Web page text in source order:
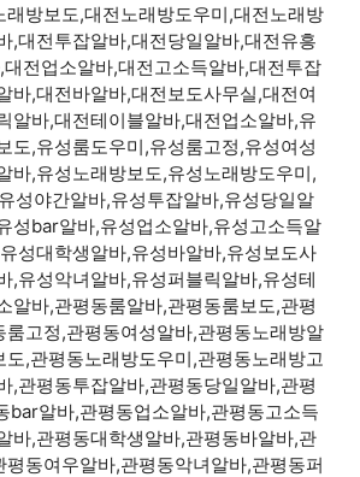
래방보도,대전노래방도우미,대전노래방
,대전투잡알바,대전당일알바,대전유흥
전업소알바,대전고소득알바,대전투잡
바,대전바알바,대전보도사무실,대전여
알바,대전테이블알바,대전업소알바,유
도,유성룸도우미,유성룸고정,유성여성
바,유성노래방보도,유성노래방도우미,
성야간알바,유성투잡알바,유성당일알
성bar알바,유성업소알바,유성고소득알
성대학생알바,유성바알바,유성보도사
,유성악녀알바,유성퍼블릭알바,유성테
알바,관평동룸알바,관평동룸보도,관평
룸고정,관평동여성알바,관평동노래방알
도,관평동노래방도우미,관평동노래방고
,관평동투잡알바,관평동당일알바,관평
bar알바,관평동업소알바,관평동고소득
바,관평동대학생알바,관평동바알바,관
평동여우알바,관평동악녀알바,관평동퍼